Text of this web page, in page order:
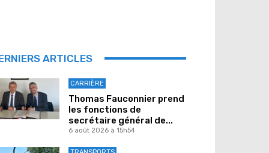
ARTICLES
CARRIÈRE
Thomas Fauconnier prend
les fonctions de
secrétaire général de...
6 août 2026 à 15h54